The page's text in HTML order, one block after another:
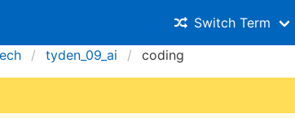
Switch Term
tyden_09_ai
coding